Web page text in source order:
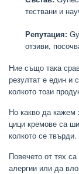
тествани и
Репутация:
отзиви,
Ние също така
резултат е един и
колкото този
Но какво да кажем
цици кремове са
колкото се твърди.
Повечето от тях
алергии или да